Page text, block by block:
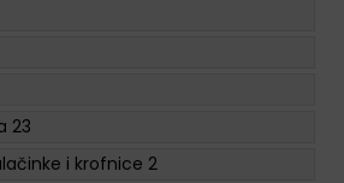
23
i krofnice 2